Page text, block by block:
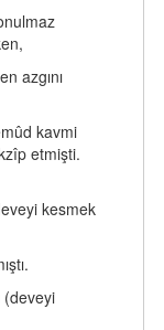
azgını
kavmi
etmişti.
kesmek
(deveyi